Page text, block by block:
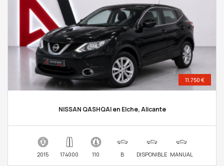
11.750 €
NISSAN QASHQAI en Elche, Alicante
2015 174000 110 B DISPONIBLE MANUAL